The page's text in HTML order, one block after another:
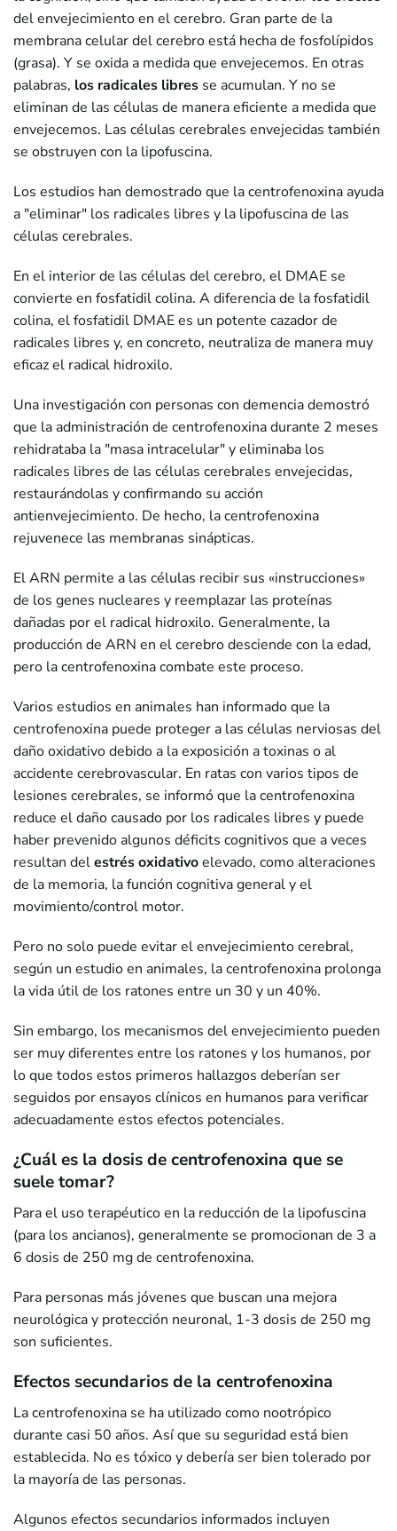
del envejecimiento en el cerebro. Gran parte de la
membrana celular del cerebro está hecha de fosfolípidos
(grasa). Y se oxida a medida que envejecemos. En otras
palabras, los radicales libres se acumulan. Y no se
eliminan de las células de manera eficiente a medida que
envejecemos. Las células cerebrales envejecidas también
se obstruyen con la lipofuscina.
Los estudios han demostrado que la centrofenoxina ayuda
a "eliminar" los radicales libres y la lipofuscina de las
células cerebrales.
En el interior de las células del cerebro, el DMAE se
convierte en fosfatidil colina. A diferencia de la fosfatidil
colina, el fosfatidil DMAE es un potente cazador de
radicales libres y, en concreto, neutraliza de manera muy
eficaz el radical hidroxilo.
Una investigación con personas con demencia demostró
que la administración de centrofenoxina durante 2 meses
rehidrataba la "masa intracelular" y eliminaba los
radicales libres de las células cerebrales envejecidas,
restaurándolas y confirmando su acción
antienvejecimiento. De hecho, la centrofenoxina
rejuvenece las membranas sinápticas.
El ARN permite a las células recibir sus «instrucciones»
de los genes nucleares y reemplazar las proteínas
dañadas por el radical hidroxilo. Generalmente, la
producción de ARN en el cerebro desciende con la edad,
pero la centrofenoxina combate este proceso.
Varios estudios en animales han informado que la
centrofenoxina puede proteger a las células nerviosas del
daño oxidativo debido a la exposición a toxinas o al
accidente cerebrovascular. En ratas con varios tipos de
lesiones cerebrales, se informó que la centrofenoxina
reduce el daño causado por los radicales libres y puede
haber prevenido algunos déficits cognitivos que a veces
resultan delestrés oxidativoelevado, como alteraciones
de la memoria, la función cognitiva general y el
movimiento/control motor.
Pero no solo puede evitar el envejecimiento cerebral,
según un estudio en animales, la centrofenoxina prolonga
la vida útil de los ratones entre un 30 y un 40%.
Sin embargo, los mecanismos del envejecimiento pueden
ser muy diferentes entre los ratones y los humanos, por
lo que todos estos primeros hallazgos deberían ser
seguidos por ensayos clínicos en humanos para verificar
adecuadamente estos efectos potenciales.
¿Cuál es la dosis de centrofenoxina que se
suele tomar?
Para el uso terapéutico en la reducción de la lipofuscina
(para los ancianos), generalmente se promocionan de 3 a
6 dosis de 250 mg de centrofenoxina.
Para personas más jóvenes que buscan una mejora
neurológica y protección neuronal, 1-3 dosis de 250 mg
son suficientes.
Efectos secundarios de la centrofenoxina
La centrofenoxina se ha utilizado como nootrópico
durante casi 50 años. Así que su seguridad está bien
establecida. No es tóxico y debería ser bien tolerado por
la mayoría de las personas.
Algunos efectos secundarios informados incluyen